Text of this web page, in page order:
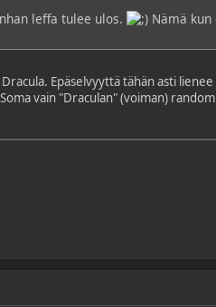
leffa tulee ulos.
Nämä
Epäselvyyttä tähän asti
vain "Draculan" (voiman)